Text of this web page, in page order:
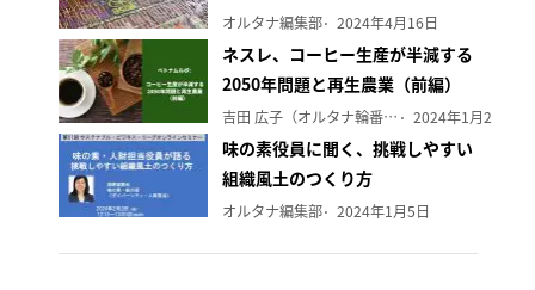
オルタナ編集部 2024年4月16日
ネスレ、コーヒー生産が半減する
2050年問題と再生農業（前編）
吉田 広子（オルタナ輪番編集長） 2024年1月29日
味の素役員に聞く、挑戦しやすい
組織風土のつくり方
オルタナ編集部 2024年1月5日